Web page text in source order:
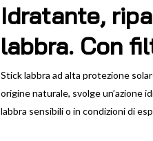
Idratante,
labbra. Con
Stick labbra ad alta protezione
origine naturale, svolge un’azione
labbra sensibili o in condizioni di